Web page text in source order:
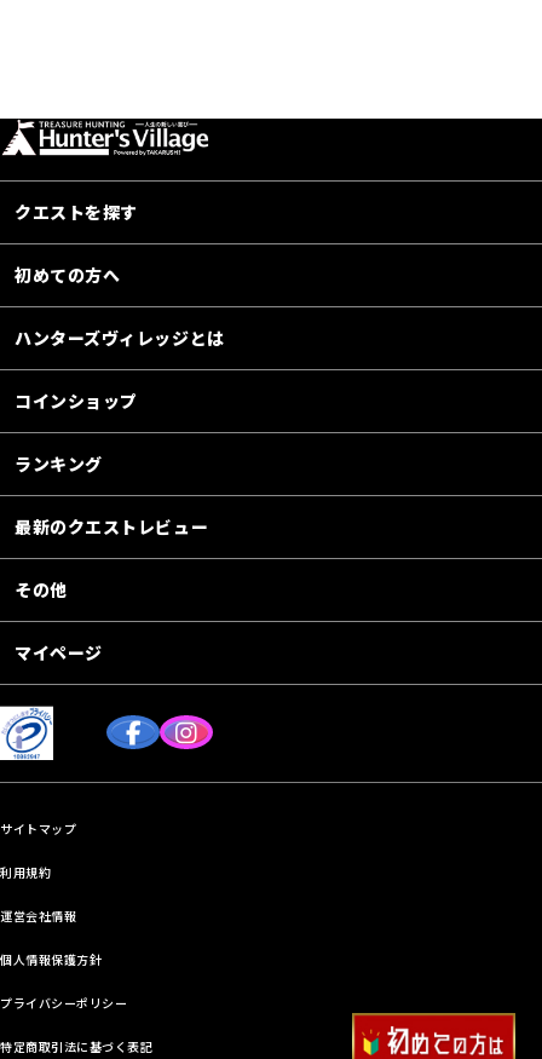
クエストを探す
初めての方へ
ハンターズヴィレッジとは
コインショップ
ランキング
最新のクエストレビュー
その他
マイページ
サイトマップ
利用規約
運営会社情報
個人情報保護方針
プライバシーポリシー
特定商取引法に基づく表記